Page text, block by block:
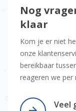
Nog
klaar
Kom je er niet
onze
bereikbaar
reageren we per
Veel